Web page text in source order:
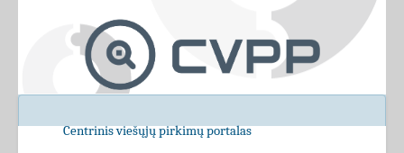
Centrinis viešųjų pirkimų portalas